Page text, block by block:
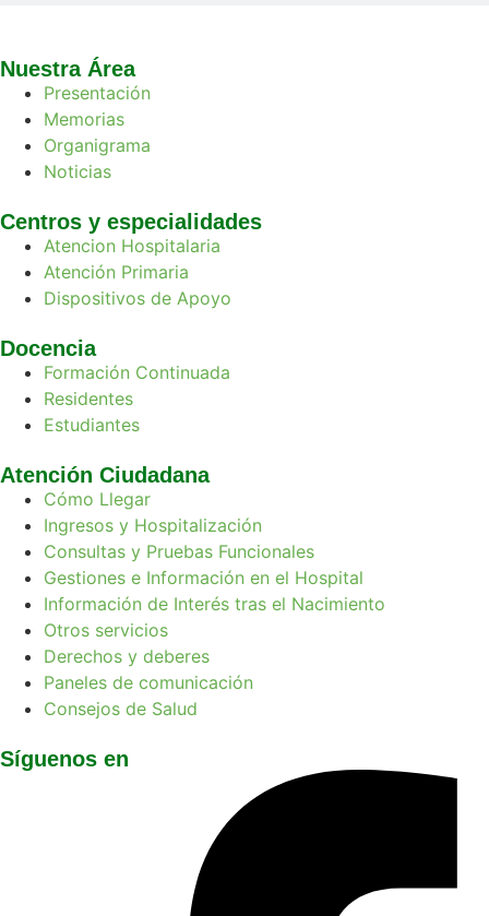
Nuestra Área
Presentación
Memorias
Organigrama
Noticias
Centros y especialidades
Atencion Hospitalaria
Atención Primaria
Dispositivos de Apoyo
Docencia
Formación Continuada
Residentes
Estudiantes
Atención Ciudadana
Cómo Llegar
Ingresos y Hospitalización
Consultas y Pruebas Funcionales
Gestiones e Información en el Hospital
Información de Interés tras el Nacimiento
Otros servicios
Derechos y deberes
Paneles de comunicación
Consejos de Salud
Síguenos en